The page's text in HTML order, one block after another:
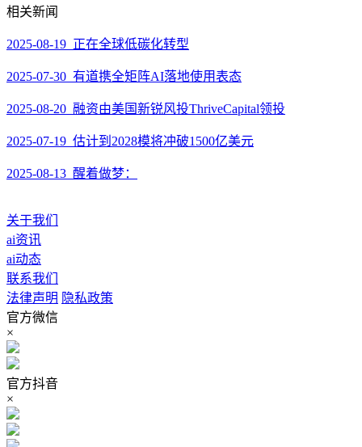
相关新闻
2025-08-19 正在全球低碳化转型
2025-07-30 有道携全矩阵AI落地使用表态
2025-08-20 融资由美国新锐风投ThriveCapital领投
2025-07-19 估计到2028模将冲破1500亿美元
2025-08-13 醒着做梦：
关于我们
ai资讯
ai动态
联系我们
法律声明 隐私政策
官方微信
×
官方抖音
×